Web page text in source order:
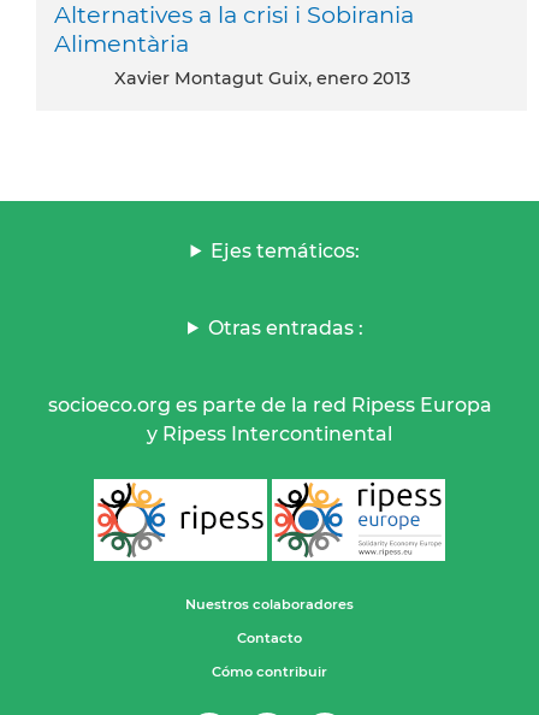
Alternatives a la crisi i Sobirania
Alimentària
Xavier Montagut Guix, enero 2013
Ejes temáticos:
Otras entradas :
socioeco.org es parte de la red Ripess Europa
y Ripess Intercontinental
Nuestros colaboradores
Contacto
Cómo contribuir